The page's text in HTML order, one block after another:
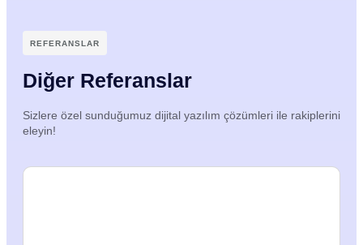
REFERANSLAR
Diğer Referanslar
Sizlere özel sunduğumuz dijital yazılım çözümleri ile rakiplerini
eleyin!